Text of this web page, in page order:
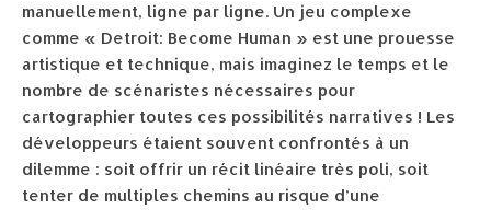
manuellement, ligne par ligne. Un jeu complexe
comme « Detroit: Become Human » est une prouesse
artistique et technique, mais imaginez le temps et le
nombre de scénaristes nécessaires pour
cartographier toutes ces possibilités narratives ! Les
développeurs étaient souvent confrontés à un
dilemme : soit offrir un récit linéaire très poli, soit
tenter de multiples chemins au risque d’une